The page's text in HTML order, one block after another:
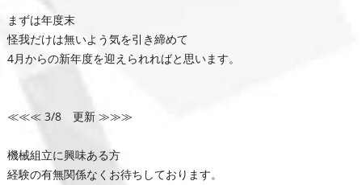
まずは年度末
怪我だけは無いよう気を引き締めて
4月からの新年度を迎えられればと思います。
≪≪≪ 3/8 更新 ≫≫≫
機械組立に興味ある方
経験の有無関係なくお待ちしております。